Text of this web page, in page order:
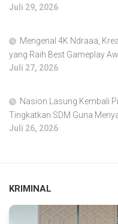
Juli 29, 2026
Mengenal 4K Ndraaa,
yang Raih Best Gameplay
Juli 27, 2026
Nasion Lasung Kembali
Tingkatkan SDM Guna
Juli 26, 2026
KRIMINAL